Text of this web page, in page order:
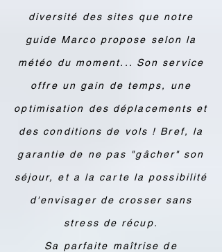
diversité des sites que notre
guide Marco propose selon la
météo du moment... Son service
offre un gain de temps, une
optimisation des déplacements et
des conditions de vols ! Bref, la
garantie de ne pas "gâcher" son
séjour, et a la carte la possibilité
d'envisager de crosser sans
stress de récup.
Sa parfaite maîtrise de